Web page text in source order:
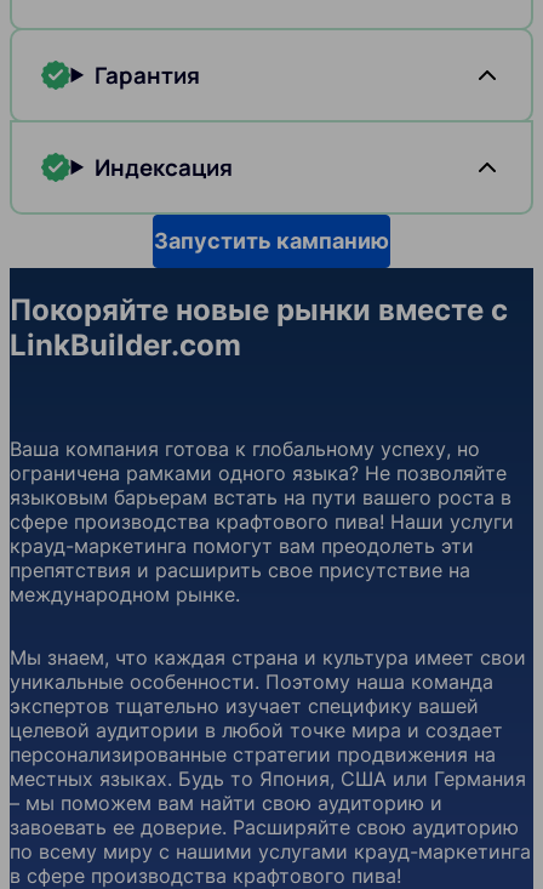
Гарантия
Индексация
Запустить кампанию
Покоряйте новые рынки вместе с
LinkBuilder.com
Ваша компания готова к глобальному успеху, но
ограничена рамками одного языка? Не позволяйте
языковым барьерам встать на пути вашего роста в
сфере производства крафтового пива! Наши услуги
крауд-маркетинга помогут вам преодолеть эти
препятствия и расширить свое присутствие на
международном рынке.
Мы знаем, что каждая страна и культура имеет свои
уникальные особенности. Поэтому наша команда
экспертов тщательно изучает специфику вашей
целевой аудитории в любой точке мира и создает
персонализированные стратегии продвижения на
местных языках. Будь то Япония, США или Германия
– мы поможем вам найти свою аудиторию и
завоевать ее доверие. Расширяйте свою аудиторию
по всему миру с нашими услугами крауд-маркетинга
в сфере производства крафтового пива!